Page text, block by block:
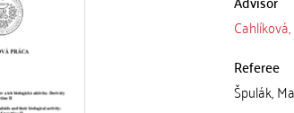
Referee
Špulák,